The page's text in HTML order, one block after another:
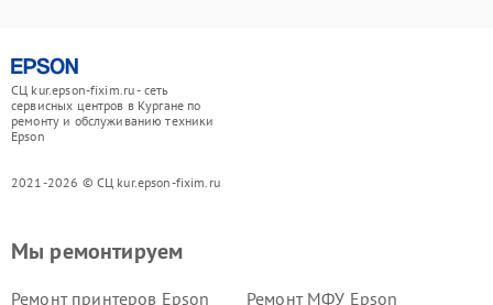
СЦ kur.epson-fixim.ru - сеть
сервисных центров в Кургане по
ремонту и обслуживанию техники
Epson
2021-2026 © СЦ kur.epson-fixim.ru
Мы ремонтируем
Ремонт принтеров Epson
Ремонт МФУ Epson